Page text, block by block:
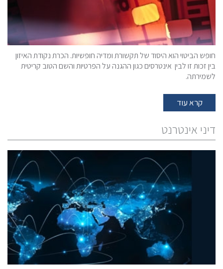
חופש הביטוי הוא היסוד של תקשורת ומדיה חופשיות. הכרת נקודת האיזון
בין זכות זו לבין אינטרסים כגון ההגנה על הפרטיות והשם הטוב קריטית
לשמירתה.
קרא עוד
דיני אינטרנט